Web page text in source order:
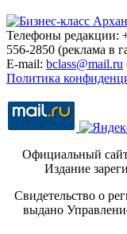
Телефоны редакции:
556-2850 (реклама в
E-mail: bclass@mail.ru
Политика
Официальный
Издание
Свидетельство о
выдано